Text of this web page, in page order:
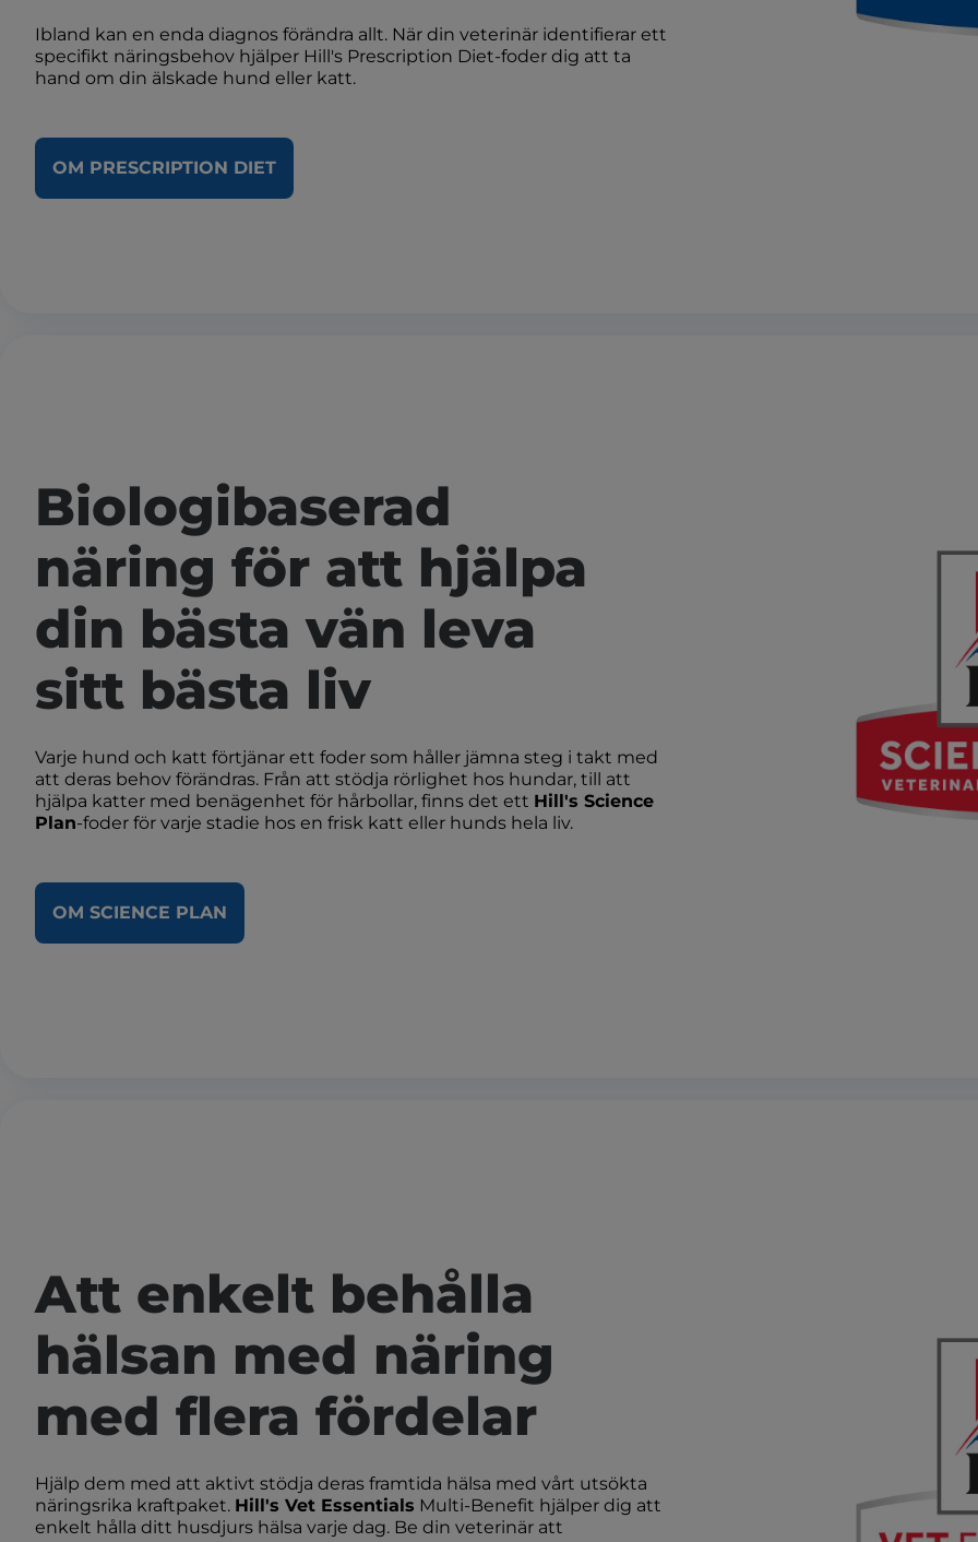
Ibland kan en enda diagnos förändra allt. När din veterinär identifierar ett
specifikt näringsbehov hjälper Hill's Prescription Diet-foder dig att ta
hand om din älskade hund eller katt.
OM PRESCRIPTION DIET
Biologibaserad
näring för att hjälpa
din bästa vän leva
sitt bästa liv
Varje hund och katt förtjänar ett foder som håller jämna steg i takt med
att deras behov förändras. Från att stödja rörlighet hos hundar, till att
hjälpa katter med benägenhet för hårbollar, finns det ett Hill's Science
Plan-foder för varje stadie hos en frisk katt eller hunds hela liv.
OM SCIENCE PLAN
Att enkelt behålla
hälsan med näring
med flera fördelar
Hjälp dem med att aktivt stödja deras framtida hälsa med vårt utsökta
näringsrika kraftpaket. Hill's Vet Essentials Multi-Benefit hjälper dig att
enkelt hålla ditt husdjurs hälsa varje dag. Be din veterinär att